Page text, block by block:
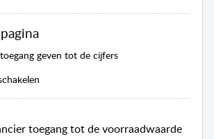
geven tot de cijfers
toegang tot de voorraadwaarde